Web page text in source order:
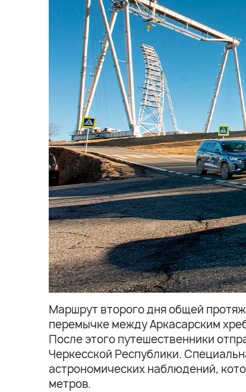
Маршрут второго дня общей
перемычке между Аркасарским
После этого путешественники
Черкесской Республики.
астрономических наблюдений,
метров.